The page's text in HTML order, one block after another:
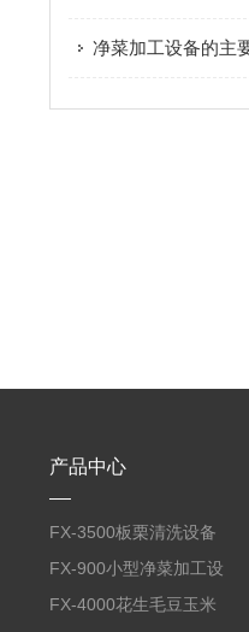
净菜加工设备的主
产品中心
FX-3500板栗清洗设备
全自动气泡清洗机
FX-900小型净菜加工设
备野菜清洗机
FX-4000花生毛豆玉米